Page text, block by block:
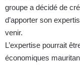
groupe a décidé de
d’apporter son
venir.
L’expertise pourrait
économiques